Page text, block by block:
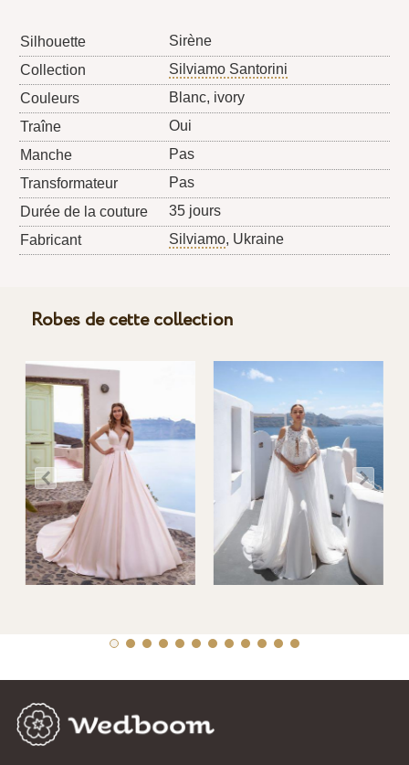
Silhouette
Sirène
Collection
Silviamo Santorini
Couleurs
Blanc, ivory
Traîne
Oui
Manche
Pas
Transformateur
Pas
Durée de la couture
35 jours
Fabricant
Silviamo, Ukraine
Robes de cette collection